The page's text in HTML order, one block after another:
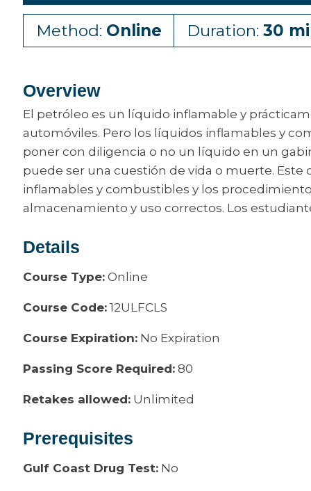
Method: Online Duration: 30
Overview
El petróleo es un líquido inflamable y
automóviles. Pero los líquidos inflamables y
poner con diligencia o no un líquido en un
puede ser una cuestión de vida o muerte.
inflamables y combustibles y los
almacenamiento y uso correctos. Los
Details
Course Type: Online
Course Code: 12ULFCLS
Course Expiration: No Expiration
Passing Score Required: 80
Retakes allowed: Unlimited
Prerequisites
Gulf Coast Drug Test: No